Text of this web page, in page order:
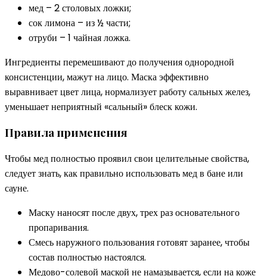
мед – 2 столовых ложки;
сок лимона – из ½ части;
отруби – 1 чайная ложка.
Ингредиенты перемешивают до получения однородной
консистенции, мажут на лицо. Маска эффективно
выравнивает цвет лица, нормализует работу сальных желез,
уменьшает неприятный «сальный» блеск кожи.
Правила применения
Чтобы мед полностью проявил свои целительные свойства,
следует знать, как правильно использовать мед в бане или
сауне.
Маску наносят после двух, трех раз основательного
пропаривания.
Смесь наружного пользования готовят заранее, чтобы
состав полностью настоялся.
Медово-солевой маской не намазывается, если на коже